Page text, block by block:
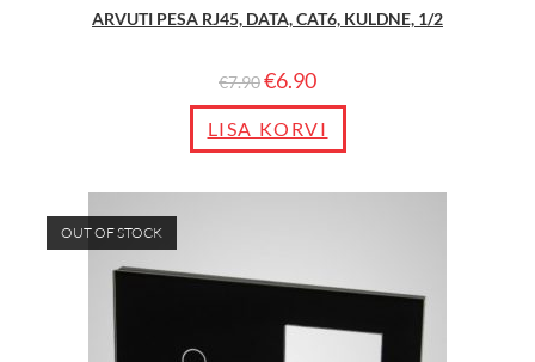
ARVUTI PESA RJ45, DATA, CAT6, KULDNE, 1/2
€7.90€6.90
LISA KORVI
OUT OF STOCK